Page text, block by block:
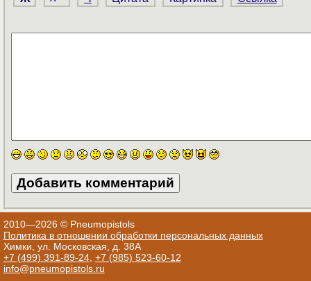
2010—2026 © Pneumopistols
Политика в отношении обработки персональных данных
Химки, ул. Московская, д. 38А
+7 (499) 391-89-24, +7 (985) 523-60-12
info@pneumopistols.ru